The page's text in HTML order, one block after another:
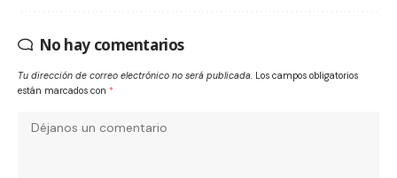
No hay comentarios
Tu dirección de correo electrónico no será publicada. Los campos obligatorios
están marcados con *